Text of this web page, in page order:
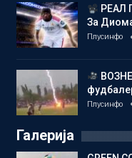
РЕАЛ
За
Плусинфо
Плусинфо
Галерија